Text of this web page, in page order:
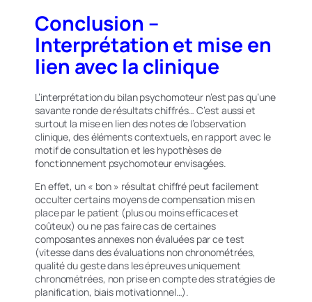
Conclusion –
Interprétation et mise en
lien avec la clinique
L’interprétation du bilan psychomoteur n’est pas qu’une
savante ronde de résultats chiffrés… C’est aussi et
surtout la mise en lien des notes de l’observation
clinique, des éléments contextuels, en rapport avec le
motif de consultation et les hypothèses de
fonctionnement psychomoteur envisagées.
En effet, un « bon » résultat chiffré peut facilement
occulter certains moyens de compensation mis en
place par le patient (plus ou moins efficaces et
coûteux) ou ne pas faire cas de certaines
composantes annexes non évaluées par ce test
(vitesse dans des évaluations non chronométrées,
qualité du geste dans les épreuves uniquement
chronométrées, non prise en compte des stratégies de
planification, biais motivationnel…).